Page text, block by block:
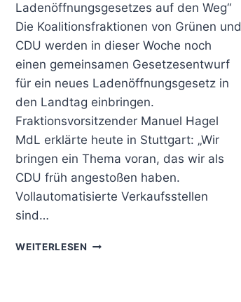
Ladenöffnungsgesetzes auf den Weg“
Die Koalitionsfraktionen von Grünen und
CDU werden in dieser Woche noch
einen gemeinsamen Gesetzesentwurf
für ein neues Ladenöffnungsgesetz in
den Landtag einbringen.
Fraktionsvorsitzender Manuel Hagel
MdL erklärte heute in Stuttgart: „Wir
bringen ein Thema voran, das wir als
CDU früh angestoßen haben.
Vollautomatisierte Verkaufsstellen
sind…
WEITERLESEN PRESSEMITTEILUNG: